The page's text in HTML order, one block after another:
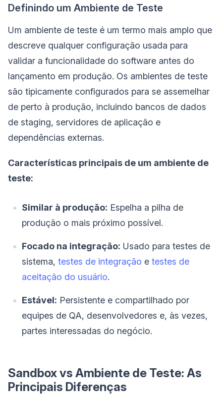
Definindo um Ambiente de Teste
Um ambiente de teste é um termo mais amplo que
descreve qualquer configuração usada para
validar a funcionalidade do software antes do
lançamento em produção. Os ambientes de teste
são tipicamente configurados para se assemelhar
de perto à produção, incluindo bancos de dados
de staging, servidores de aplicação e
dependências externas.
Características principais de um ambiente de
teste:
Similar à produção: Espelha a pilha de
produção o mais próximo possível.
Focado na integração: Usado para testes de
sistema, testes de integração e testes de
aceitação do usuário.
Estável: Persistente e compartilhado por
equipes de QA, desenvolvedores e, às vezes,
partes interessadas do negócio.
Sandbox vs Ambiente de Teste: As
Principais Diferenças